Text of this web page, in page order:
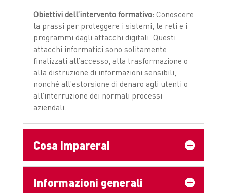
Obiettivi dell’intervento formativo:Conoscere
la prassi per proteggere i sistemi, le reti e i
programmi dagli attacchi digitali. Questi
attacchi informatici sono solitamente
finalizzati all’accesso, alla trasformazione o
alla distruzione di informazioni sensibili,
nonché all’estorsione di denaro agli utenti o
all’interruzione dei normali processi
aziendali.
Cosa imparerai
Informazioni generali